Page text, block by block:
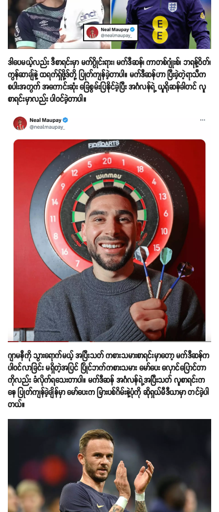
ဒါပေမယ့်လည်း ဒီစာရင်းမှာ မက်ဂွိုင်းရား၊ မက်ဒီဆန်၊ ကာတစ်ဂျုံးစ်၊ ဘရန့်ဝိတ်၊
ကွန်ဆာချ်နဲ့ ထရက်ရှ်ဖို့ဒ်တို့ ပြုတ်ကျန်ခဲ့တာပါ။ မက်ဒီဆန်ဟာ ပြီးခဲ့တဲ့ရာသီက
စပါးအတွက် အကောင်းဆုံး ခြေစွမ်းပြနိုင်ခဲ့ပြီး အင်္ဂလန်ရဲ့ ယူရိုဆန်ခါတင် လူ
စာရင်းမှာလည်း ပါဝင်ခဲ့တာပါ။
ဂျာမနီကို သွားရောက်မယ့် အပြီးသတ် ကစားသမားစာရင်းမှာတော့ မက်ဒီဆန်က
ပါဝင်လာခြင်း မရှိတဲ့အပြင် ပြိုင်ဘက်ကစားသမား မော်ပေး လှောင်ပြောင်တာ
ကိုလည်း ခံလိုက်ရသေးတာပါ။ မက်ဒီဆန် အင်္ဂလန်ရဲ့အပြီးသတ် လူစာရင်းက
နေ ပြုတ်ကျန်ခဲ့ချိန်မှာ မော်ပေးက မြားပစ်ဂိမ်းနဲ့ပုံကို ဆိုရှယ်မီဒီယာမှာ တင်ခဲ့ပါ
တယ်။